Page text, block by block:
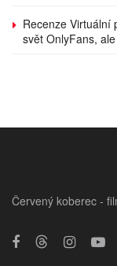
Recenze Virtuální
svět OnlyFans,
Červený koberec -